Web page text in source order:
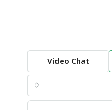
Video Chat